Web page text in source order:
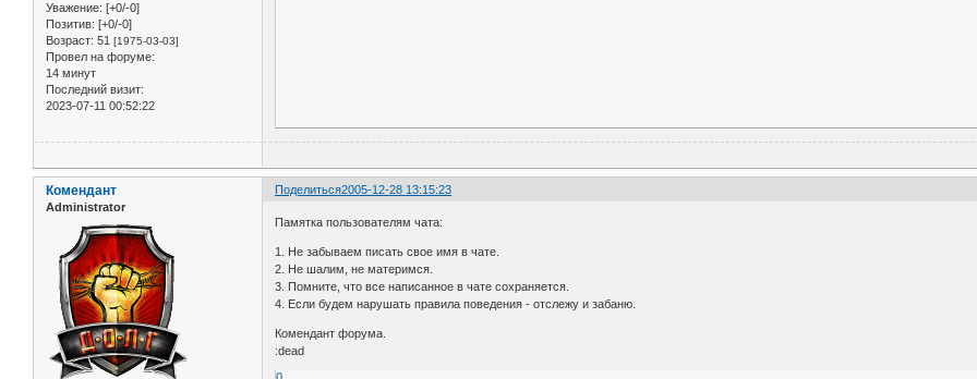
Уважение: [+0/-0]
Позитив: [+0/-0]
Возраст: 51 [1975-03-03]
Провел на форуме:
14 минут
Последний визит:
2023-07-11 00:52:22
Поделиться2005-12-28 13:15:23
Комендант
Administrator
Памятка пользователям чата:
1. Не забываем писать свое имя в чате.
2. Не шалим, не материмся.
3. Помните, что все написанное в чате сохраняется.
4. Если будем нарушать правила поведения - отслежу и забаню.
Комендант форума.
:dead
0